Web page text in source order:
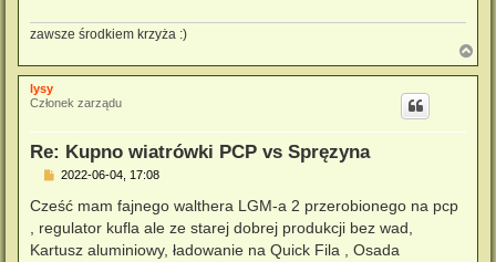
zawsze środkiem krzyża :)
a
g
lysy
Członek zarządu
Re: Kupno wiatrówki PCP vs Spręzyna
P
s
2022-06-04, 17:08
Cześć mam fajnego walthera LGM-a 2 przerobionego na pcp
, regulator kufla ale ze starej dobrej produkcji bez wad,
Kartusz aluminiowy, ładowanie na Quick Fila , Osada